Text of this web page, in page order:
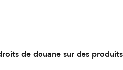
de douane sur des produits